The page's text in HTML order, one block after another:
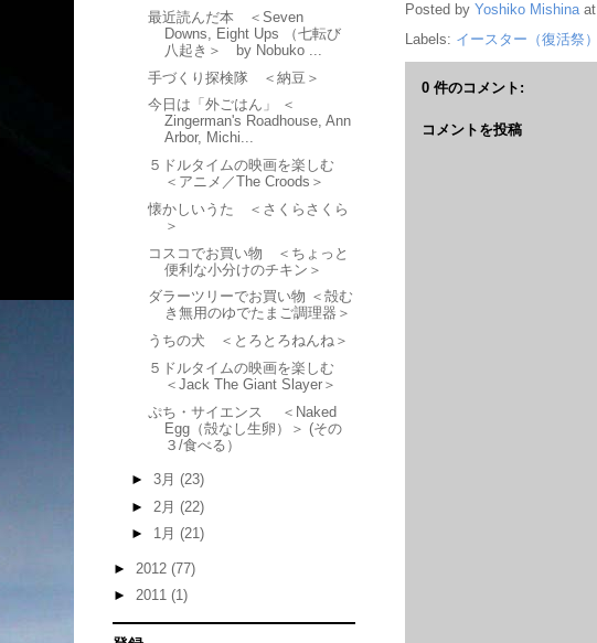
Posted by Yoshiko Mishina at
Labels: イースター（復活祭）
0 件のコメント:
コメントを投稿
最近読んだ本 ＜Seven
Downs, Eight Ups （七転び
八起き＞ by Nobuko ...
手づくり探検隊 ＜納豆＞
今日は「外ごはん」 ＜
Zingerman's Roadhouse, Ann
Arbor, Michi...
５ドルタイムの映画を楽しむ
＜アニメ／The Croods＞
懐かしいうた ＜さくらさくら
＞
コスコでお買い物 ＜ちょっと
便利な小分けのチキン＞
ダラーツリーでお買い物 ＜殻む
き無用のゆでたまご調理器＞
うちの犬 ＜とろとろねんね＞
５ドルタイムの映画を楽しむ
＜Jack The Giant Slayer＞
ぷち・サイエンス ＜Naked
Egg（殻なし生卵）＞ (その
３/食べる）
► 3月 (23)
► 2月 (22)
► 1月 (21)
► 2012 (77)
► 2011 (1)